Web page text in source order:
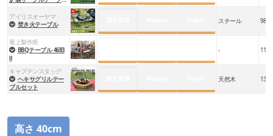
アイリスオーヤマ
焚き火テーブル
スチール 98
尾上製作所
BBQテーブル 4683
Ⅱ
- 117
キャプテンスタッグ
ヘキサグリルテー
ブルセット
天然木 137
高さ 40cm